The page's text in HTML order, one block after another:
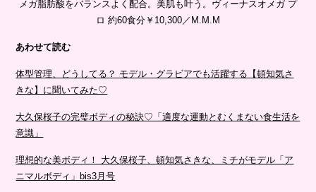
メガ脂肪酸をバランスよく配合。美肌も叶う。ヴィーナスオメガ プ
ロ 約60食分￥10,300／M.M.M
あわせて読む
体型管理、どうしてる？ モデル・グラビアでも活躍する【頓知気さ
きな】に聞いてみた♡
大久保桜子の完璧ボディの秘訣♡「適度な運動とむくまない食生活を
意識」
理想的な美ボディ！ 大久保桜子、頓知気さきな、ミチがモデル「ア
ニマルボディ」bis3月号